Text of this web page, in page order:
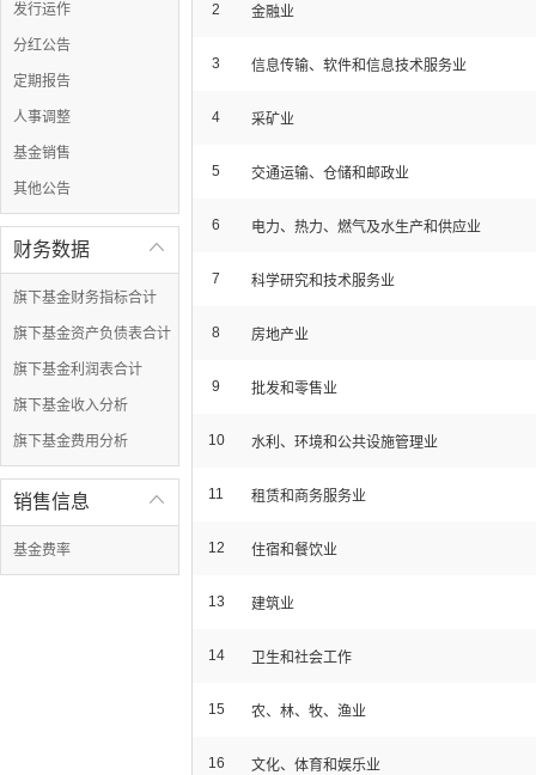
发行运作
分红公告
定期报告
人事调整
基金销售
其他公告

财务数据
旗下基金财务指标合计
旗下基金资产负债表合计
旗下基金利润表合计
旗下基金收入分析
旗下基金费用分析

销售信息
基金费率
2 金融业
3 信息传输、软件和信息技术服务业
4 采矿业
5 交通运输、仓储和邮政业
6 电力、热力、燃气及水生产和供应业
7 科学研究和技术服务业
8 房地产业
9 批发和零售业
10 水利、环境和公共设施管理业
11 租赁和商务服务业
12 住宿和餐饮业
13 建筑业
14 卫生和社会工作
15 农、林、牧、渔业
16 文化、体育和娱乐业